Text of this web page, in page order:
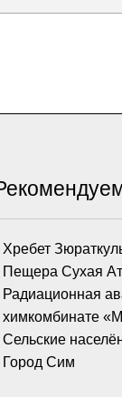
Хребет
Пещера Сухая
Радиационная
химкомбинате
Сельские
Город Сим